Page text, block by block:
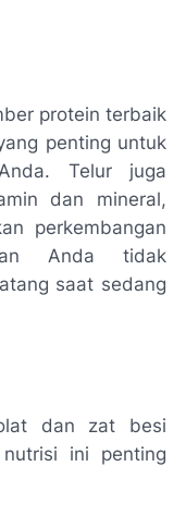
protein terbaik
penting untuk
Telur juga
dan mineral,
perkembangan
Anda tidak
saat sedang
dan zat besi
ini penting